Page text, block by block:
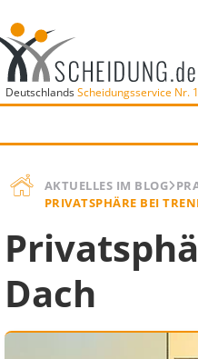
DeutschlandsScheidungsservice Nr. 1
AKTUELLES IM BLOG
PRIVATSPHÄRE BEI
Dach